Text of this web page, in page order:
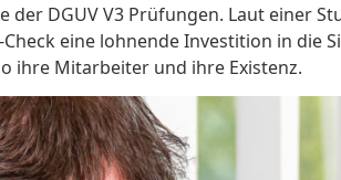
DGUV V3 Prüfungen. Laut einer
eine lohnende Investition in die
ihre Mitarbeiter und ihre Existenz.